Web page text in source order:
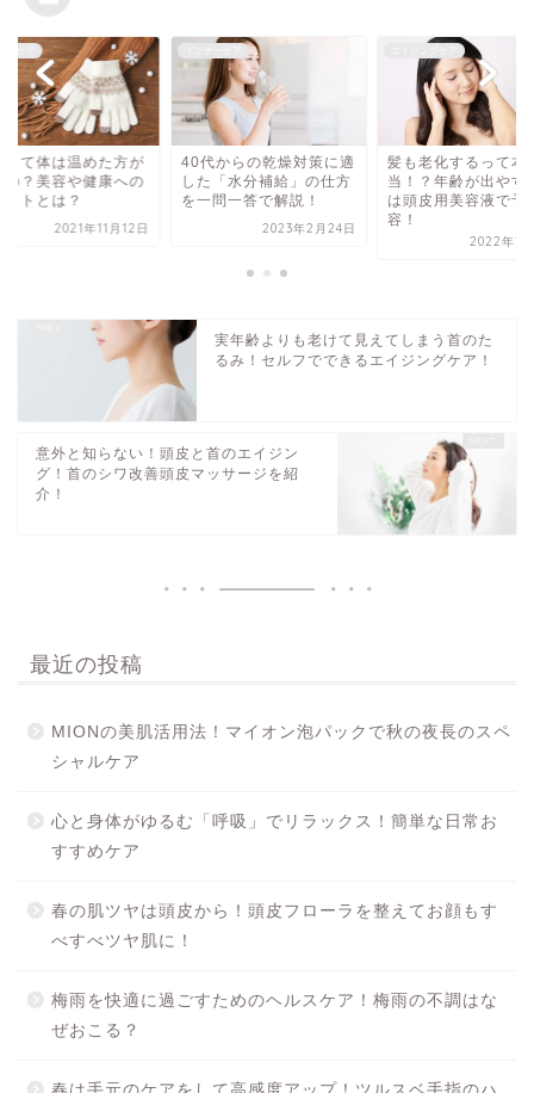
して体は温めた方が
の？美容や健康への
ットとは？
2021年11月12日
40代からの乾燥対策に適
した「水分補給」の仕方
を一問一答で解説！
2023年2月24日
髪も老化するって本
当！？年齢が出やす
は頭皮用美容液で予
容！
2022年1
実年齢よりも老けて見えてしまう首のた
るみ！セルフでできるエイジングケア！
意外と知らない！頭皮と首のエイジン
グ！首のシワ改善頭皮マッサージを紹
介！
最近の投稿
MIONの美肌活用法！マイオン泡パックで秋の夜長のスペ
シャルケア
心と身体がゆるむ「呼吸」でリラックス！簡単な日常お
すすめケア
春の肌ツヤは頭皮から！頭皮フローラを整えてお顔もす
べすべツヤ肌に！
梅雨を快適に過ごすためのヘルスケア！梅雨の不調はな
ぜおこる？
春は手元のケアをして高感度アップ！ツルスベ手指のハ